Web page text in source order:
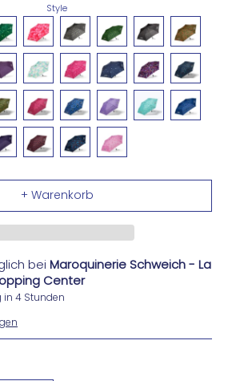
Style
bei Maroquinerie Schweich - La
Center
in 4 Stunden